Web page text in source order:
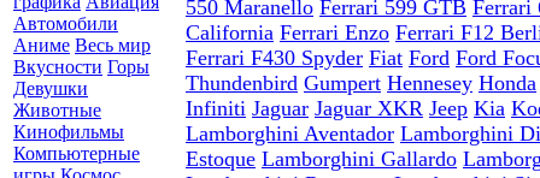
Автомобили
Аниме Весь мир
Вкусности Горы
Девушки
Животные
Кинофильмы
Компьютерные
550 Maranello Ferrari 599 GTB Ferrari
California Ferrari Enzo Ferrari F12
Ferrari F430 Spyder Fiat Ford Ford
Thundenbird Gumpert Hennesey Honda
Infiniti Jaguar Jaguar XKR Jeep Kia
Lamborghini Aventador Lamborghini
Estoque Lamborghini Gallardo